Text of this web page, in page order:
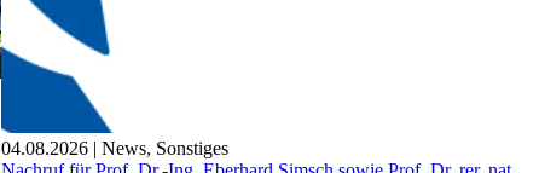
04.08.2026 | News, Sonstiges